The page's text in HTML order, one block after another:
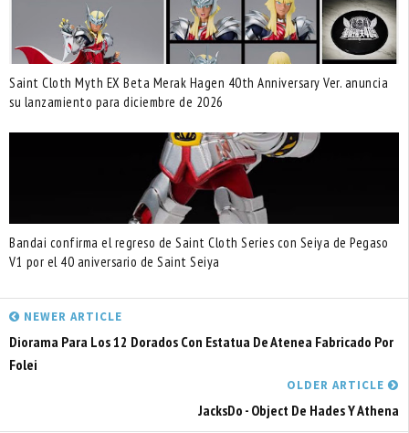
Saint Cloth Myth EX Beta Merak Hagen 40th Anniversary Ver. anuncia
su lanzamiento para diciembre de 2026
Bandai confirma el regreso de Saint Cloth Series con Seiya de Pegaso
V1 por el 40 aniversario de Saint Seiya
NEWER ARTICLE
Diorama Para Los 12 Dorados Con Estatua De Atenea Fabricado Por
Folei
OLDER ARTICLE
JacksDo - Object De Hades Y Athena